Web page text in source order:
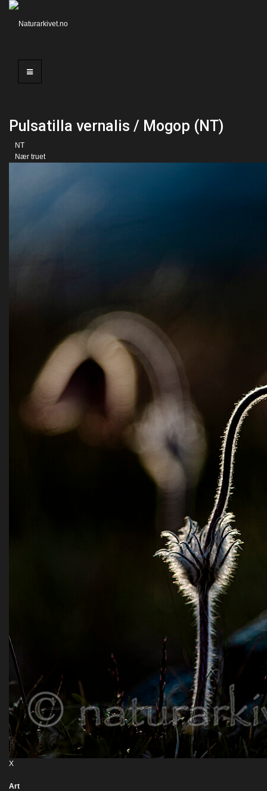
Pulsatilla vernalis / Mogop (NT)
NT
Nær truet
X
Art